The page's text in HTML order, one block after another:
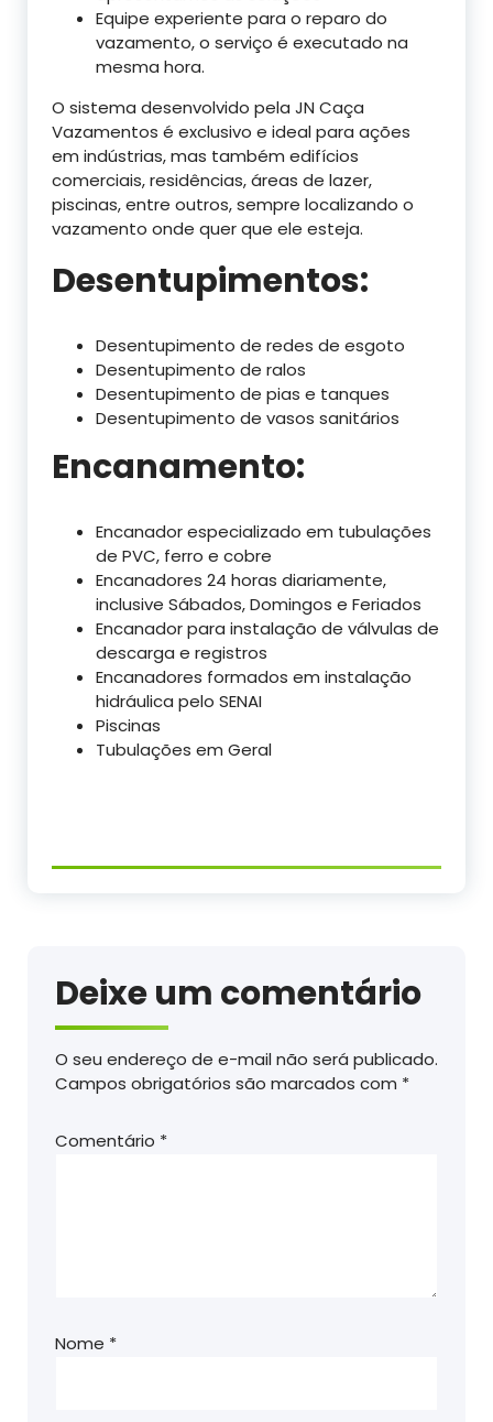
Equipe experiente para o reparo do
vazamento, o serviço é executado na
mesma hora.
O sistema desenvolvido pela JN Caça
Vazamentos é exclusivo e ideal para ações
em indústrias, mas também edifícios
comerciais, residências, áreas de lazer,
piscinas, entre outros, sempre localizando o
vazamento onde quer que ele esteja.
Desentupimentos:
Desentupimento de redes de esgoto
Desentupimento de ralos
Desentupimento de pias e tanques
Desentupimento de vasos sanitários
Encanamento:
Encanador especializado em tubulações
de PVC, ferro e cobre
Encanadores 24 horas diariamente,
inclusive Sábados, Domingos e Feriados
Encanador para instalação de válvulas de
descarga e registros
Encanadores formados em instalação
hidráulica pelo SENAI
Piscinas
Tubulações em Geral
Deixe um comentário
O seu endereço de e-mail não será publicado.
Campos obrigatórios são marcados com *
Comentário *
Nome *